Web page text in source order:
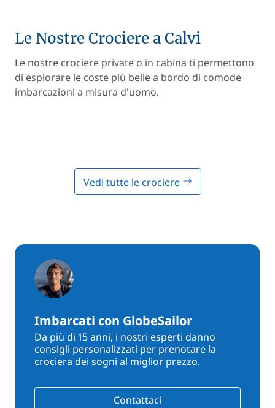
Le Nostre Crociere a Calvi
Le nostre crociere private o in cabina ti permettono
di esplorare le coste più belle a bordo di comode
imbarcazioni a misura d'uomo.
Vedi tutte le crociere
Imbarcati con GlobeSailor
Da più di 15 anni, i nostri esperti danno
consigli personalizzati per prenotare la
crociera dei sogni al miglior prezzo.
Contattaci